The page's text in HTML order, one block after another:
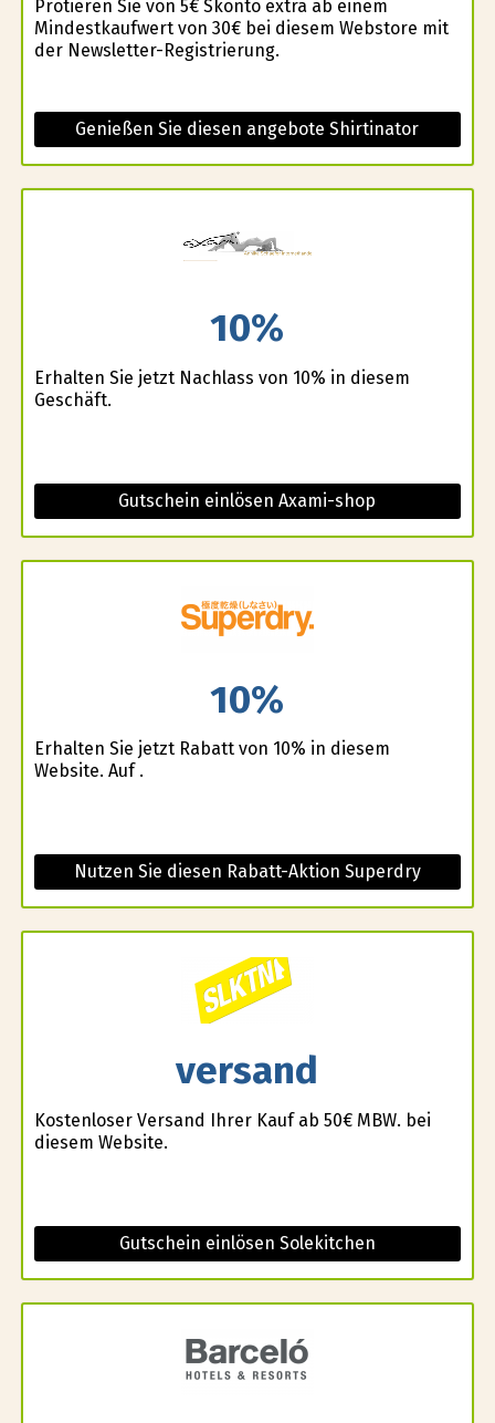
Profitieren Sie von 5€ Skonto extra ab einem
Mindestkaufwert von 30€ bei diesem Webstore mit
der Newsletter-Registrierung.
Genießen Sie diesen angebote Shirtinator
10%
Erhalten Sie jetzt Nachlass von 10% in diesem
Geschäft.
Gutschein einlösen Axami-shop
10%
Erhalten Sie jetzt Rabatt von 10% in diesem
Website. Auf .
Nutzen Sie diesen Rabatt-Aktion Superdry
versand
Kostenloser Versand Ihrer Kauf ab 50€ MBW. bei
diesem Website.
Gutschein einlösen Solekitchen